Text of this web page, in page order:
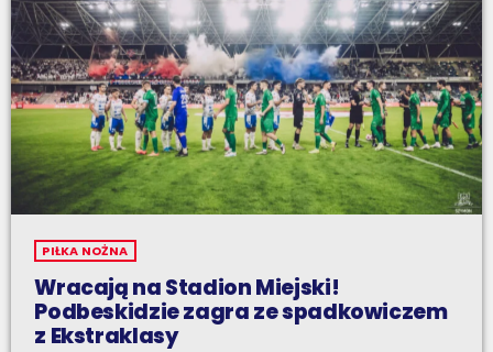
PIŁKA NOŻNA
Wracają na Stadion Miejski!
Podbeskidzie zagra ze spadkowiczem
z Ekstraklasy